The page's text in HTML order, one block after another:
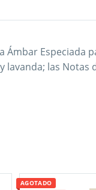
Especiada
las Notas
AGOTADO